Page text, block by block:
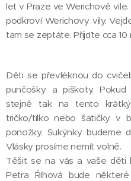
let v Praze ve Werichově
podkroví Werichovy vily.
tam se zeptáte. Přijďte cca 10
Děti se převléknou do
punčošky a piškoty.
stejně tak na tento
tričko/tílko nebo šatičky v
ponožky. Sukýnky budeme
Vlásky prosíme nemít volně.
Těšit se na vás a vaše děti
Petra Říhová bude